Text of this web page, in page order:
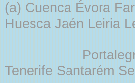
(a) Cuenca Évora
Huesca Jaén Leiria
Tenerife Santarém